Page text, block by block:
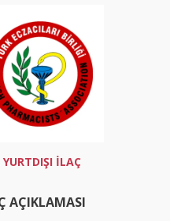
Addisonlu
oruç tutar
mı?
YURTDIŞI İLAÇ
AÇIKLAMASI